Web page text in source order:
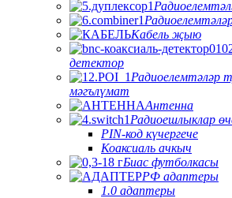
Кабель җыю
детектор
Радиоелемтәләр
мәгълүмат
Антенна
Радиоешлыклар
PIN-код күчергече
Коаксиаль ачкыч
Биас футболкасы
РФ адаптеры
1.0 адаптеры